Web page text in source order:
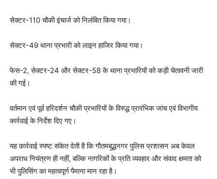
सेक्टर-110 चौकी इंचार्ज को निलंबित किया गया।
सेक्टर-49 थाना प्रभारी को लाइन हाजिर किया गया।
फेस-2, सेक्टर-24 और सेक्टर-58 के थाना प्रभारियों को कड़ी चेतावनी जारी
की गई।
वर्तमान एवं पूर्व हरिदर्शन चौकी प्रभारियों के विरुद्ध प्रारंभिक जांच एवं विभागीय
कार्रवाई के निर्देश दिए गए।
यह कार्रवाई स्पष्ट संकेत देती है कि गौतमबुद्धनगर पुलिस प्रशासन अब केवल
अपराध नियंत्रण ही नहीं, बल्कि नागरिकों के प्रति व्यवहार और संवाद क्षमता को
भी पुलिसिंग का महत्वपूर्ण पैमाना मान रहा है।